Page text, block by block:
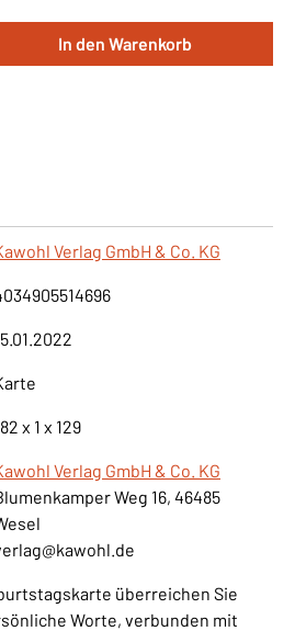
den gewünschten
In den Warenkorb
Verlag GmbH & Co. KG
x 1 x 129
Verlag GmbH & Co. KG
Weg 16, 46485
überreichen Sie
Worte, verbunden mit